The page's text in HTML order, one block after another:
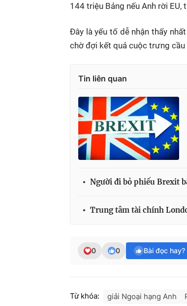
144 triệu Bảng nếu Anh rời
Đây là yếu tố dễ nhận thấy
chờ đợi kết quả cuộc trưng
Tin liên quan
Người đi bỏ phiếu Brexit
Trung tâm tài chính
0 0 Bài đọc
Từ khóa: giải Ngoại hạng Anh